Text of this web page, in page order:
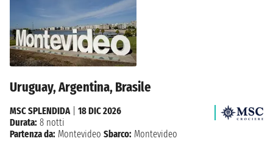
Uruguay, Argentina, Brasile
MSC SPLENDIDA| 18 DIC 2026
Durata: 8 notti
Partenza da: Montevideo Sbarco: Montevideo